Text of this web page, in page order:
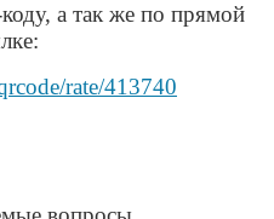
а так же по прямой
rate/413740